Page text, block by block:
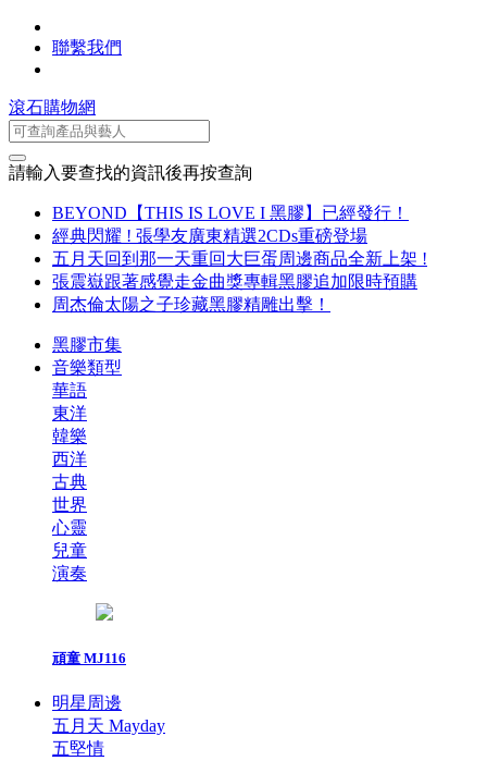
聯繫我們
滾石購物網
請輸入要查找的資訊後再按查詢
BEYOND【THIS IS LOVE I 黑膠】已經發行！
經典閃耀 ! 張學友廣東精選2CDs重磅登場
五月天回到那一天重回大巨蛋周邊商品全新上架 !
張震嶽跟著感覺走金曲獎專輯黑膠追加限時預購
周杰倫太陽之子珍藏黑膠精雕出擊！
黑膠市集
音樂類型
華語
東洋
韓樂
西洋
古典
世界
心靈
兒童
演奏
頑童 MJ116
明星周邊
五月天 Mayday
五堅情